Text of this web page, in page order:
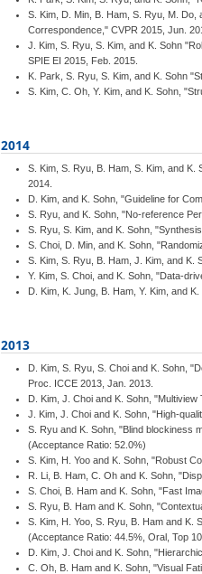
S. Kim, D. Min, B. Ham, S. Ryu, M.
Correspondence," CVPR 2015, Jun.
J. Kim, S. Ryu, S. Kim, and K. Sohn
SPIE EI 2015, Feb. 2015.
K. Park, S. Ryu, S. Kim, and K. Sohn
S. Kim, C. Oh, Y. Kim, and K. Sohn,
2014
S. Kim, S. Ryu, B. Ham, S. Kim, and
2014.
D. Kim, and K. Sohn, "Guideline for
S. Ryu, and K. Sohn, "No-reference
S. Ryu, S. Kim, and K. Sohn,
S. Choi, D. Min, and K. Sohn,
S. Kim, S. Ryu, B. Ham, J. Kim, and K.
Y. Kim, S. Choi, and K. Sohn, "Data-
D. Kim, K. Jung, B. Ham, Y. Kim, and
2013
D. Kim, S. Ryu, S. Choi and K. Sohn,
Proc. ICCE 2013, Jan. 2013.
D. Kim, J. Choi and K. Sohn,
J. Kim, J. Choi and K. Sohn, "High-
S. Ryu and K. Sohn, "Blind blockiness
(Acceptance Ratio: 52.0%)
S. Kim, H. Yoo and K. Sohn, "Robust
R. Li, B. Ham, C. Oh and K. Sohn,
S. Choi, B. Ham and K. Sohn, "Fast
S. Ryu, B. Ham and K. Sohn,
S. Kim, H. Yoo, S. Ryu, B. Ham and K.
(Acceptance Ratio: 44.5%, Oral, Top
D. Kim, J. Choi and K. Sohn,
C. Oh, B. Ham and K. Sohn, "Visual